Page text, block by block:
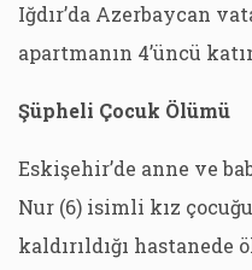
Iğdır’da Azerbaycan
apartmanın 4’üncü
Şüpheli Çocuk Ölümü
Eskişehir’de anne ve
Nur (6) isimli kız
kaldırıldığı